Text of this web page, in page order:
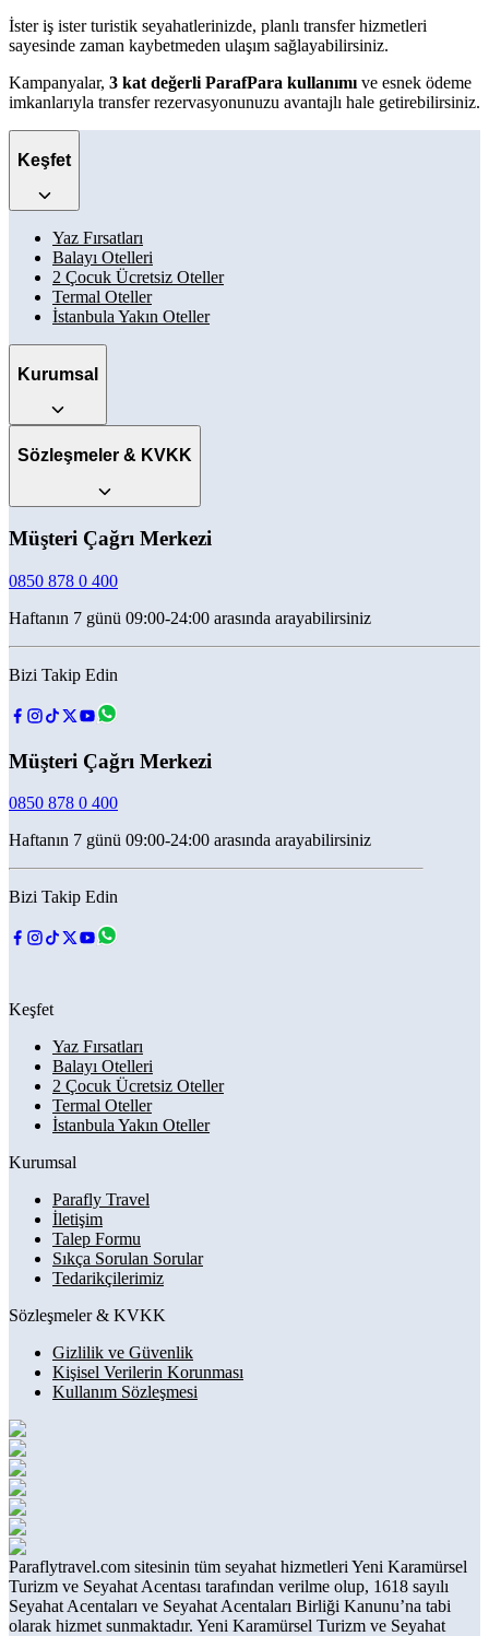
İster iş ister turistik seyahatlerinizde, planlı transfer hizmetleri
sayesinde zaman kaybetmeden ulaşım sağlayabilirsiniz.
Kampanyalar, 3 kat değerli ParafPara kullanımı ve esnek ödeme
imkanlarıyla transfer rezervasyonunuzu avantajlı hale getirebilirsiniz.
Keşfet
Yaz Fırsatları
Balayı Otelleri
2 Çocuk Ücretsiz Oteller
Termal Oteller
İstanbula Yakın Oteller
Kurumsal
Sözleşmeler & KVKK
Müşteri Çağrı Merkezi
0850 878 0 400
Haftanın 7 günü 09:00-24:00 arasında arayabilirsiniz
Bizi Takip Edin
Müşteri Çağrı Merkezi
0850 878 0 400
Haftanın 7 günü 09:00-24:00 arasında arayabilirsiniz
Bizi Takip Edin
Keşfet
Yaz Fırsatları
Balayı Otelleri
2 Çocuk Ücretsiz Oteller
Termal Oteller
İstanbula Yakın Oteller
Kurumsal
Parafly Travel
İletişim
Talep Formu
Sıkça Sorulan Sorular
Tedarikçilerimiz
Sözleşmeler & KVKK
Gizlilik ve Güvenlik
Kişisel Verilerin Korunması
Kullanım Sözleşmesi
Paraflytravel.com sitesinin tüm seyahat hizmetleri Yeni Karamürsel
Turizm ve Seyahat Acentası tarafından verilme olup, 1618 sayılı
Seyahat Acentaları ve Seyahat Acentaları Birliği Kanunu’na tabi
olarak hizmet sunmaktadır. Yeni Karamürsel Turizm ve Seyahat